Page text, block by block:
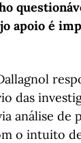
apoio é
das
análise de
o intuito